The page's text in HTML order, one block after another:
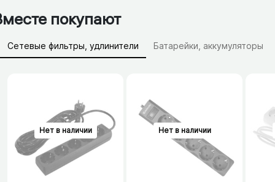
покупают
Сетевые фильтры, удлинители Батарейки, аккумуляторы